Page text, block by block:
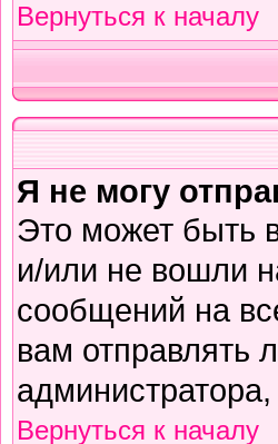
Вернуться к началу
Я не могу
Это может быть
и/или не вошли
сообщений на
вам отправлять
Вернуться к началу